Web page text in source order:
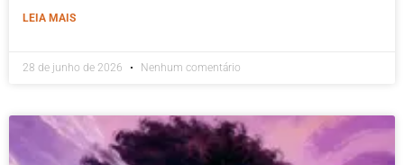
LEIA MAIS
28 de junho de 2026 Nenhum comentário